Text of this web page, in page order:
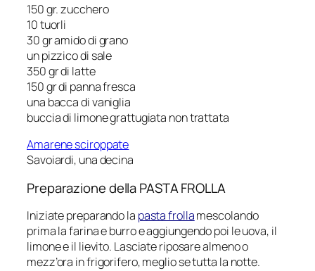
150 gr. zucchero
10 tuorli
30 gr amido di grano
un pizzico di sale
350 gr di latte
150 gr di panna fresca
una bacca di vaniglia
buccia di limone grattugiata non trattata
Amarene sciroppate
Savoiardi, una decina
Preparazione della PASTA FROLLA
Iniziate preparando la pasta frollamescolando
prima la farina e burro e aggiungendo poi le uova, il
limone e il lievito. Lasciate riposare almeno o
mezz’ora in frigorifero, meglio se tutta la notte.